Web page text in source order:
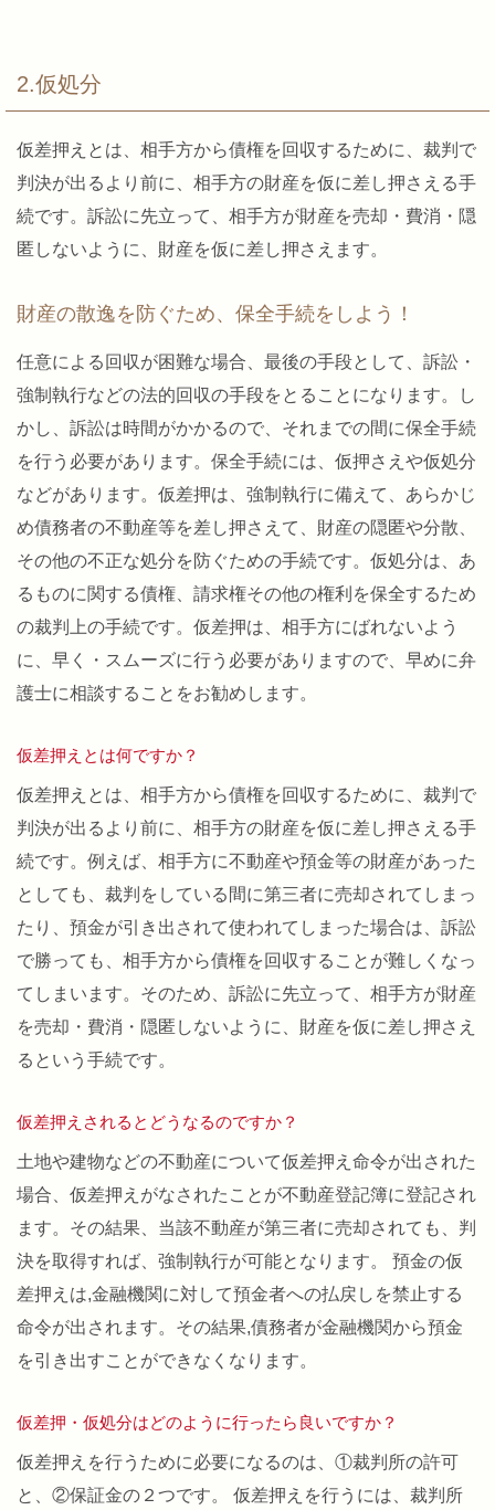
2.仮処分
仮差押えとは、相手方から債権を回収するために、裁判で
判決が出るより前に、相手方の財産を仮に差し押さえる手
続です。訴訟に先立って、相手方が財産を売却・費消・隠
匿しないように、財産を仮に差し押さえます。
財産の散逸を防ぐため、保全手続をしよう！
任意による回収が困難な場合、最後の手段として、訴訟・
強制執行などの法的回収の手段をとることになります。し
かし、訴訟は時間がかかるので、それまでの間に保全手続
を行う必要があります。保全手続には、仮押さえや仮処分
などがあります。仮差押は、強制執行に備えて、あらかじ
め債務者の不動産等を差し押さえて、財産の隠匿や分散、
その他の不正な処分を防ぐための手続です。仮処分は、あ
るものに関する債権、請求権その他の権利を保全するため
の裁判上の手続です。仮差押は、相手方にばれないよう
に、早く・スムーズに行う必要がありますので、早めに弁
護士に相談することをお勧めします。
仮差押えとは何ですか？
仮差押えとは、相手方から債権を回収するために、裁判で
判決が出るより前に、相手方の財産を仮に差し押さえる手
続です。例えば、相手方に不動産や預金等の財産があった
としても、裁判をしている間に第三者に売却されてしまっ
たり、預金が引き出されて使われてしまった場合は、訴訟
で勝っても、相手方から債権を回収することが難しくなっ
てしまいます。そのため、訴訟に先立って、相手方が財産
を売却・費消・隠匿しないように、財産を仮に差し押さえ
るという手続です。
仮差押えされるとどうなるのですか？
土地や建物などの不動産について仮差押え命令が出された
場合、仮差押えがなされたことが不動産登記簿に登記され
ます。その結果、当該不動産が第三者に売却されても、判
決を取得すれば、強制執行が可能となります。 預金の仮
差押えは,金融機関に対して預金者への払戻しを禁止する
命令が出されます。その結果,債務者が金融機関から預金
を引き出すことができなくなります。
仮差押・仮処分はどのように行ったら良いですか？
仮差押えを行うために必要になるのは、①裁判所の許可
と、②保証金の２つです。 仮差押えを行うには、裁判所